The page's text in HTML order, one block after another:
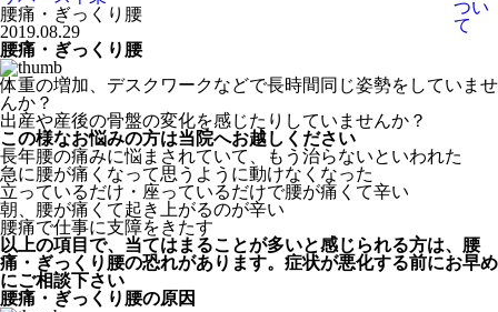
腰痛・ぎっくり腰
2019.08.29
腰痛・ぎっくり腰
体重の増加、デスクワークなどで長時間同じ姿勢をしていませ
んか？
出産や産後の骨盤の変化を感じたりしていませんか？
この様なお悩みの方は当院へお越しください
長年腰の痛みに悩まされていて、もう治らないといわれた
急に腰が痛くなって思うように動けなくなった
立っているだけ・座っているだけで腰が痛くて辛い
朝、腰が痛くて起き上がるのが辛い
腰痛で仕事に支障をきたす
以上の項目で、当てはまることが多いと感じられる方は、腰
痛・ぎっくり腰の恐れがあります。症状が悪化する前にお早め
にご相談下さい
腰痛・ぎっくり腰の原因